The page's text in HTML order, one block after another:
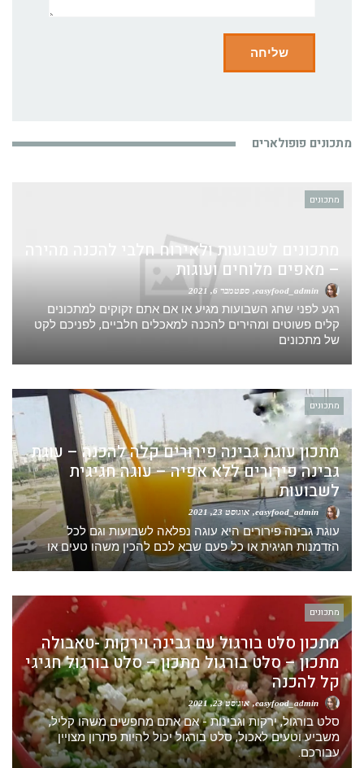
מתכונים פופולארים
מתכונים
מתכונים לשבועות ולאירוח חלבי להכנה מהירה
– מאפים מלוחים ועוגות
ספטמבר 6, 2021
רגע לפני שחג השבועות מגיע או אם אתם זקוקים למתכונים
קלים פשוטים ומהירים להכנה למאכלים חלביים, לפניכם לקט
של מתכונים
מתכונים
מתכון עוגת גבינה פירורים קלה להכנה – עוגת
גבינה פירורים ללא אפיה – עוגה חגיגית
לשבועות
easyfood_admin אוגוסט 23, 2021
עוגת גבינה פירורים היא עוגה נפלאה לשבועות וגם לכל
הזדמנות חגיגית או כל פעם שבא לכם להכין משהו טעים או
מתכונים
מתכון סלט בורגול עם גבינה וירקות -טאבולה
מתכון – סלט בורגול מתכון – סלט בורגול חגיגי
קל להכנה
אוגוסט 23, 2021
סלט בורגול, ירקות וגבינות - אם אתם מחפשים משהו קליל,
משביע וטעים לאכול, סלט בורגול יכול להיות פתרון מצויין
עבורכם.